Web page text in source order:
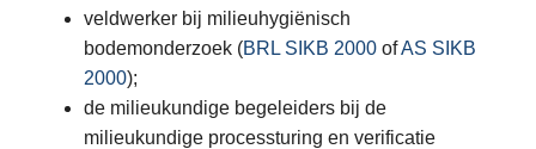
veldwerker bij milieuhygiënisch
bodemonderzoek (BRL SIKB 2000 ofAS SIKB
2000);
de milieukundige begeleiders bij de
milieukundige processturing en verificatie